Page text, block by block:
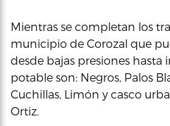
Mientras se completan los
municipio de Corozal que
desde bajas presiones
potable son: Negros, Palos
Cuchillas, Limón y casco
Ortiz.